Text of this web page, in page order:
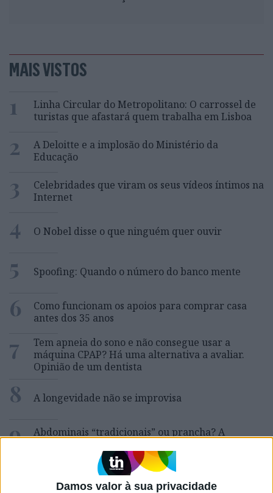
Damos valor à sua privacidade
MAIS VISTOS
1
Linha Circular do Metropolitano: O carrossel de
turistas que afastará quem trabalha em Lisboa
2
A Deloitte e a implosão do Ministério da
Educação
3
Celebridades que viram os seus vídeos íntimos na
Internet
4 O Nobel disse o que ninguém quer ouvir
5 Spoofing: Quando o número do banco mente
6
Como funcionam os apoios para comprar casa
antes dos 35 anos
7
Tem apneia do sono e não consegue usar a
máquina CPAP? Há uma alternativa a avaliar.
Opinião de um dentista
8 A longevidade não se improvisa
9
Abdominais “tradicionais” ou prancha? A
Dossier Crime: As incríveis histórias de uma
superinspetora da PJ